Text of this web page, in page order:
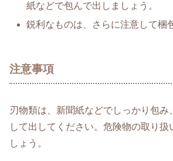
紙などで包んで出しましょう。
鋭利なものは、さらに注意して梱
注意事項
刃物類は、新聞紙などでしっかり包み
して出してください。危険物の取り扱
しょう。